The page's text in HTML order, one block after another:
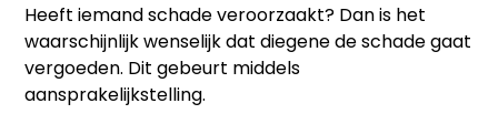
Heeft iemand schade veroorzaakt? Dan is het
waarschijnlijk wenselijk dat diegene de schade gaat
vergoeden. Dit gebeurt middels
aansprakelijkstelling.